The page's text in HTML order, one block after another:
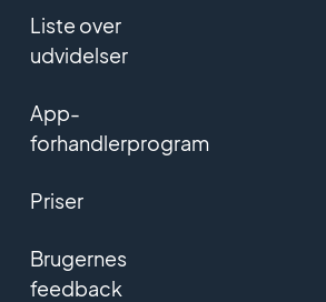
Liste over
udvidelser
App-
forhandlerprogram
Priser
Brugernes
feedback